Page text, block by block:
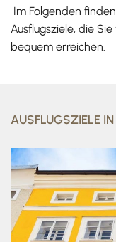
Im Folgenden
Ausflugsziele, die
bequem erreichen.
AUSFLUGSZIELE